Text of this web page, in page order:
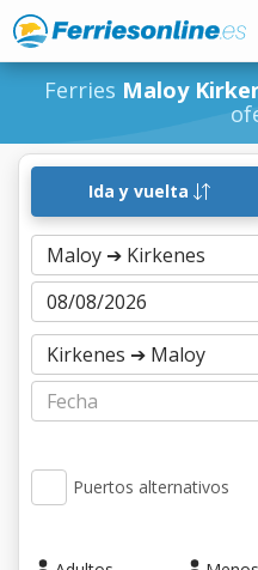
Ferries Maloy
Ida y vuelta
Puertos alternativos